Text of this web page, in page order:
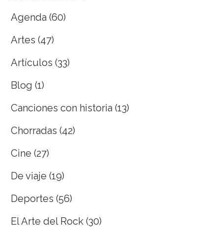
Agenda (60)
Artes (47)
Artículos (33)
Blog (1)
Canciones con historia (13)
Chorradas (42)
Cine (27)
De viaje (19)
Deportes (56)
El Arte del Rock (30)